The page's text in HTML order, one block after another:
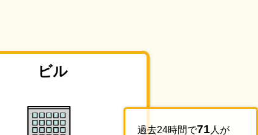
過去24時間で71 人が
ビル